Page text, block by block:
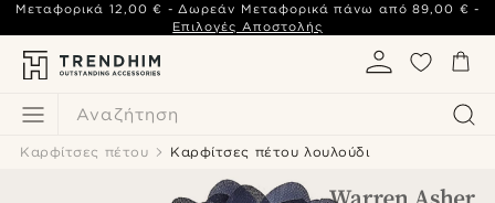
Αναζήτηση
Μεταφορικά 12,00 € - Δωρεάν Μεταφορικά πάνω από 89,00 € -
Επιλογές Αποστολής
Καρφίτσες πέτου Καρφίτσες πέτου λουλούδι